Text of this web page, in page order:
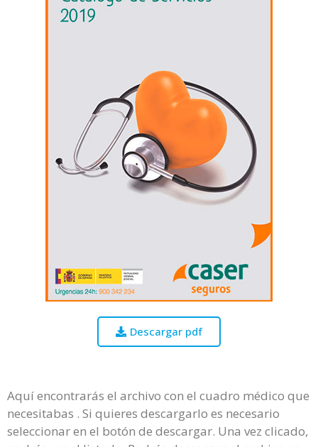
Descargar pdf
Aquí encontrarás el archivo con el cuadro médico que
necesitabas . Si quieres descargarlo es necesario
seleccionar en el botón de descargar. Una vez clicado,